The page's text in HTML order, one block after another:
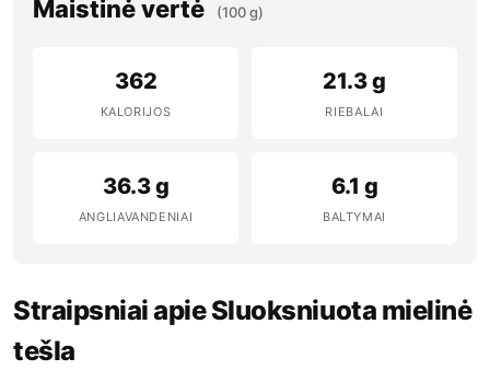
Maistinė vertė (100 g)
362
KALORIJOS
21.3 g
RIEBALAI
36.3 g
ANGLIAVANDENIAI
6.1 g
BALTYMAI
Straipsniai apie Sluoksniuota mielinė
tešla